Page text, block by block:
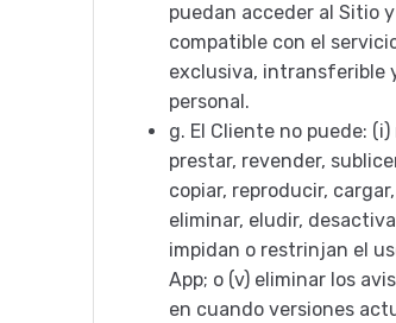
puedan acceder al Sitio
compatible con el
exclusiva, intransferible
personal.
g. El Cliente no puede:
prestar, revender,
copiar, reproducir,
eliminar, eludir,
impidan o restrinjan el
App; o (v) eliminar los
en cuando versiones